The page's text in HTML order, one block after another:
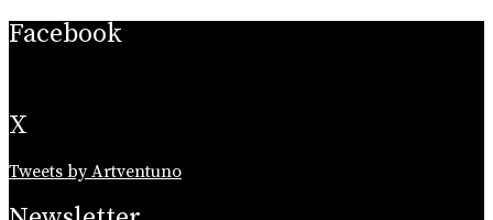
Facebook
X
Tweets by Artventuno